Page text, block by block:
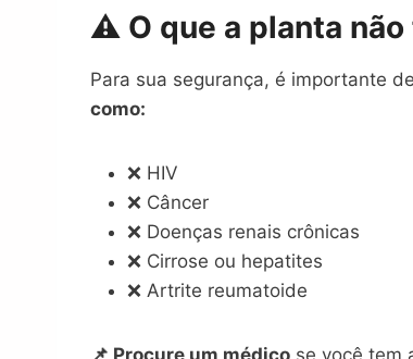
⚠️ O que a planta não
Para sua segurança, é importante
como:
❌ HIV
❌ Câncer
❌ Doenças renais crônicas
❌ Cirrose ou hepatites
❌ Artrite reumatoide
📌 Procure um médico se você tem